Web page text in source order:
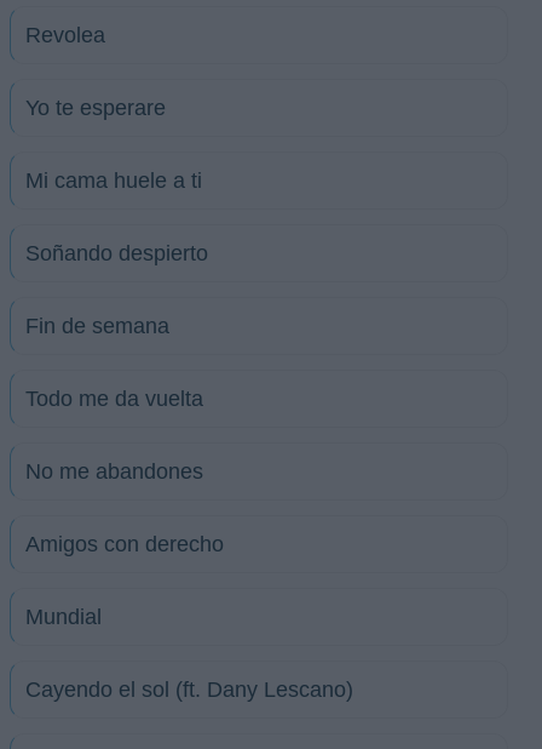
Revolea
Yo te esperare
Mi cama huele a ti
Soñando despierto
Fin de semana
Todo me da vuelta
No me abandones
Amigos con derecho
Mundial
Cayendo el sol (ft. Dany Lescano)